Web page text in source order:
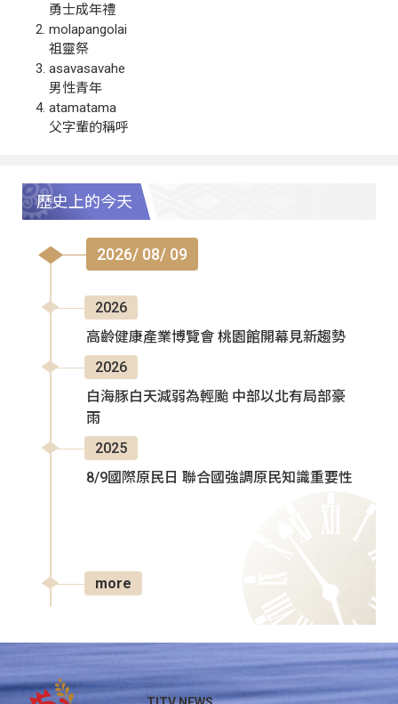
勇士成年禮
molapangolai
祖靈祭
asavasavahe
男性青年
atamatama
父字輩的稱呼
歷史上的今天
2026/ 08/ 09
2026
高齡健康產業博覽會 桃園館開幕見新趨勢
2026
白海豚白天減弱為輕颱 中部以北有局部豪
雨
2025
8/9國際原民日 聯合國強調原民知識重要性
more